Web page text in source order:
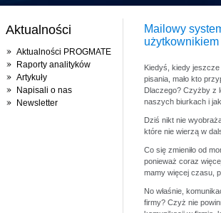
Aktualności
Aktualności PROGMATE
Raporty analityków
Artykuły
Napisali o nas
Newsletter
Mailowy
użytkownikiem
Kiedyś, kiedy jeszcze
pisania, mało kto
Dlaczego? Czyżby z
naszych biurkach i
Dziś nikt nie
które nie wierzą w
Co się zmieniło od
ponieważ coraz
mamy więcej czasu,
No właśnie,
firmy? Czyż nie